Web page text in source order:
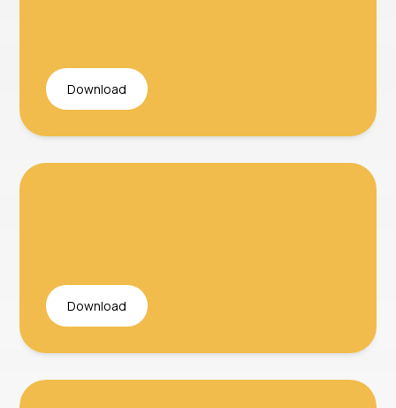
Download
Download